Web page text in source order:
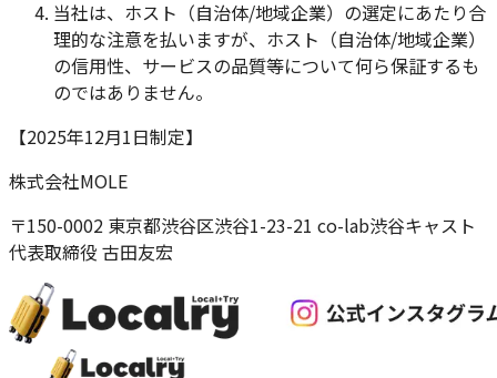
当社は、ホスト（自治体/地域企業）の選定にあたり合
理的な注意を払いますが、ホスト（自治体/地域企業）
の信用性、サービスの品質等について何ら保証するも
のではありません。
【2025年12月1日制定】
株式会社MOLE
〒150-0002 東京都渋谷区渋谷1-23-21 co-lab渋谷キャスト
代表取締役 古田友宏